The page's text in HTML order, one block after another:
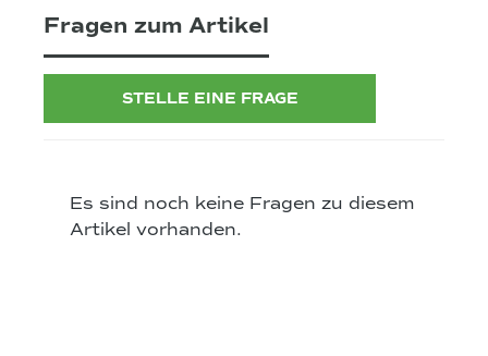
Fragen zum Artikel
STELLE EINE FRAGE
Es sind noch keine Fragen zu diesem
Artikel vorhanden.